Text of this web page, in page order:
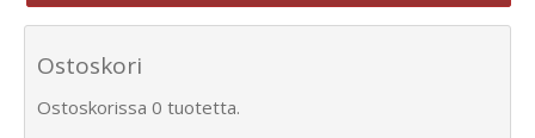
Ostoskori
Ostoskorissa 0 tuotetta.